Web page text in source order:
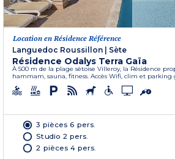
Location en Résidence Référence
Languedoc Roussillon
Sète
Résidence Odalys Terra Gaïa
À 500 m de la plage sètoise Villeroy, la Résidence
hammam, sauna, fitness. Accès Wifi, clim et parking
3 pièces 6 pers.
Studio 2 pers.
2 pièces 4 pers.